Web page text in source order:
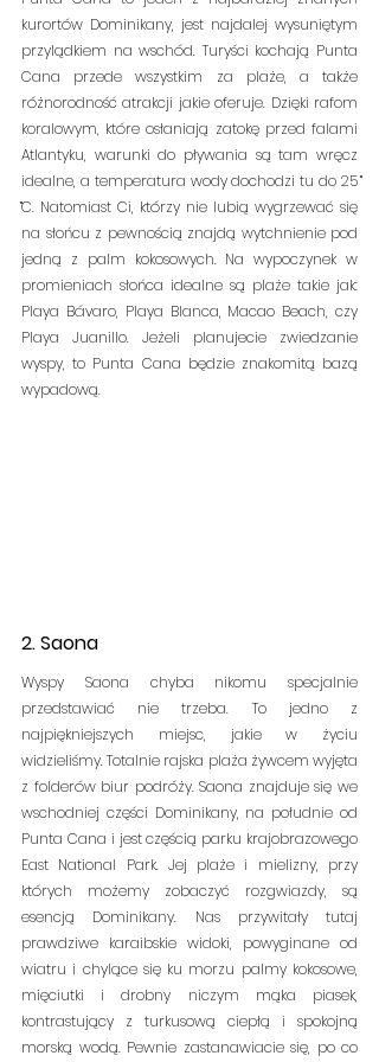
kurortów Dominikany, jest najdalej wysuniętym
przylądkiem na wschód. Turyści kochają Punta
Cana przede wszystkim za plaże, a także
różnorodność atrakcji jakie oferuje. Dzięki rafom
koralowym, które osłaniają zatokę przed falami
Atlantyku, warunki do pływania są tam wręcz
idealne, a temperatura wody dochodzi tu do 25
̊C. Natomiast Ci, którzy nie lubią wygrzewać się
na słońcu z pewnością znajdą wytchnienie pod
jedną z palm kokosowych. Na wypoczynek w
promieniach słońca idealne są plaże takie jak:
Playa Bávaro, Playa Blanca, Macao Beach, czy
Playa Juanillo. Jeżeli planujecie zwiedzanie
wyspy, to Punta Cana będzie znakomitą bazą
wypadową.
2. Saona
Wyspy Saona chyba nikomu specjalnie
przedstawiać nie trzeba. To jedno z
najpiękniejszych miejsc, jakie w życiu
widzieliśmy. Totalnie rajska plaża żywcem wyjęta
z folderów biur podróży. Saona znajduje się we
wschodniej części Dominikany, na południe od
Punta Cana i jest częścią parku krajobrazowego
East National Park. Jej plaże i mielizny, przy
których możemy zobaczyć rozgwiazdy, są
esencją Dominikany. Nas przywitały tutaj
prawdziwe karaibskie widoki, powyginane od
wiatru i chylące się ku morzu palmy kokosowe,
mięciutki i drobny niczym mąka piasek,
kontrastujący z turkusową ciepłą i spokojną
morską wodą. Pewnie zastanawiacie się, po co